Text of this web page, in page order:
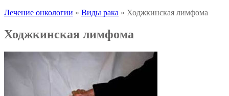
Лечение онкологии » Виды рака » Ходжкинская лимфома
Ходжкинская лимфома